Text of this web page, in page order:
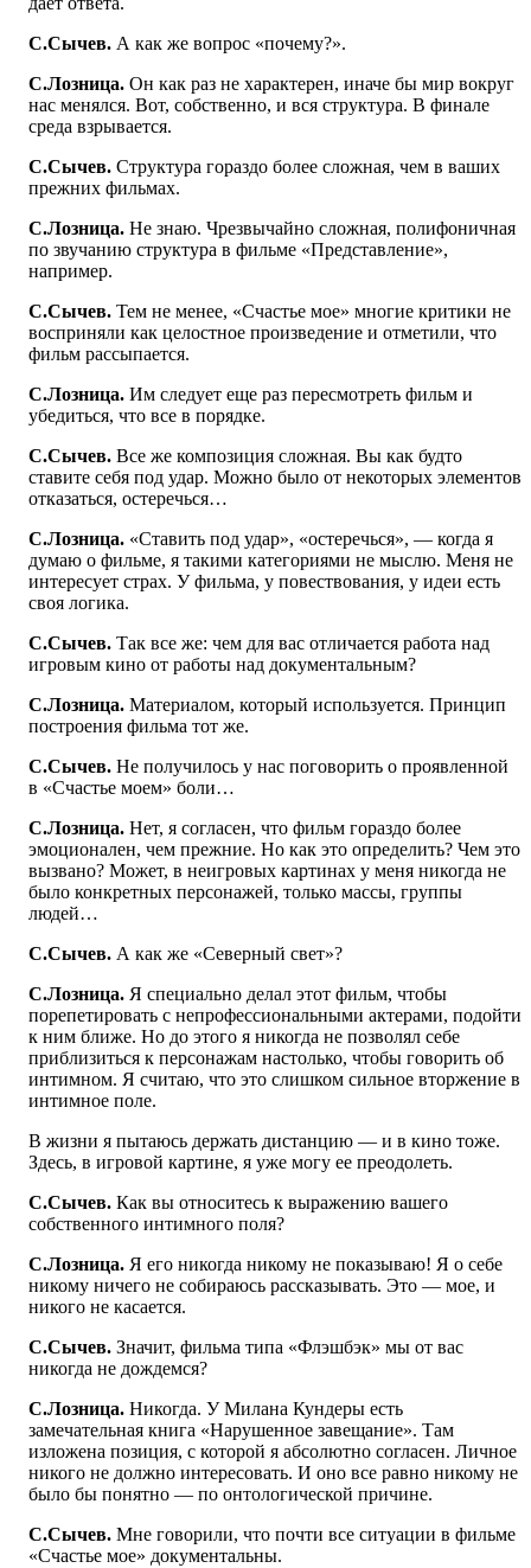
С.Сычев. А как же вопрос «почему?».
С.Лозница. Он как раз не характерен, иначе бы мир вокруг
нас менялся. Вот, собственно, и вся структура. В финале
среда взрывается.
С.Сычев. Структура гораздо более сложная, чем в ваших
прежних фильмах.
С.Лозница. Не знаю. Чрезвычайно сложная, полифоничная
по звучанию структура в фильме «Представление»,
например.
С.Сычев. Тем не менее, «Счастье мое» многие критики не
восприняли как целостное произведение и отметили, что
фильм рассыпается.
С.Лозница. Им следует еще раз пересмотреть фильм и
убедиться, что все в порядке.
С.Сычев. Все же композиция сложная. Вы как будто
ставите себя под удар. Можно было от некоторых элементов
отказаться, остеречься…
С.Лозница. «Ставить под удар», «остеречься», — когда я
думаю о фильме, я такими категориями не мыслю. Меня не
интересует страх. У фильма, у повествования, у идеи есть
своя логика.
С.Сычев. Так все же: чем для вас отличается работа над
игровым кино от работы над документальным?
С.Лозница. Материалом, который используется. Принцип
построения фильма тот же.
С.Сычев. Не получилось у нас поговорить о проявленной
в «Счастье моем» боли…
С.Лозница. Нет, я согласен, что фильм гораздо более
эмоционален, чем прежние. Но как это определить? Чем это
вызвано? Может, в неигровых картинах у меня никогда не
было конкретных персонажей, только массы, группы
людей…
С.Сычев. А как же «Северный свет»?
С.Лозница. Я специально делал этот фильм, чтобы
порепетировать с непрофессиональными актерами, подойти
к ним ближе. Но до этого я никогда не позволял себе
приблизиться к персонажам настолько, чтобы говорить об
интимном. Я считаю, что это слишком сильное вторжение в
интимное поле.
В жизни я пытаюсь держать дистанцию — и в кино тоже.
Здесь, в игровой картине, я уже могу ее преодолеть.
С.Сычев. Как вы относитесь к выражению вашего
собственного интимного поля?
С.Лозница. Я его никогда никому не показываю! Я о себе
никому ничего не собираюсь рассказывать. Это — мое, и
никого не касается.
С.Сычев. Значит, фильма типа «Флэшбэк» мы от вас
никогда не дождемся?
С.Лозница. Никогда. У Милана Кундеры есть
замечательная книга «Нарушенное завещание». Там
изложена позиция, с которой я абсолютно согласен. Личное
никого не должно интересовать. И оно все равно никому не
было бы понятно — по онтологической причине.
С.Сычев. Мне говорили, что почти все ситуации в фильме
«Счастье мое» документальны.